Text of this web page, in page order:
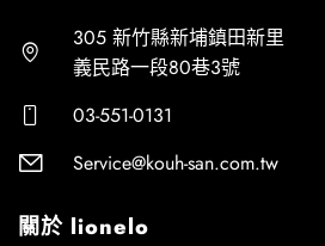
305 新竹縣新埔鎮田新里
義民路一段80巷3號
03-551-0131
Service@kouh-san.com.tw
關於 lionelo